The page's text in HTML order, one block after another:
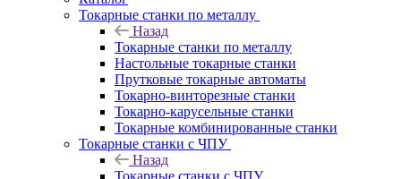
Токарные станки по металлу
Назад
Токарные станки по металлу
Настольные токарные станки
Прутковые токарные автоматы
Токарно-винторезные станки
Токарно-карусельные станки
Токарные комбинированные станки
Токарные станки с ЧПУ
Назад
Токарные станки с ЧПУ